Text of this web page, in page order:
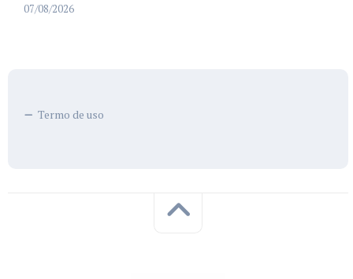
07/08/2026
Termo de uso